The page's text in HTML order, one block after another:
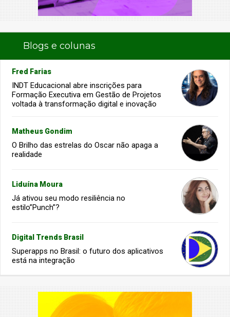
Blogs e colunas
Fred Farias
INDT Educacional abre inscrições para
Formação Executiva em Gestão de Projetos
voltada à transformação digital e inovação
Matheus Gondim
O Brilho das estrelas do Oscar não apaga a
realidade
Liduína Moura
Já ativou seu modo resiliência no
estilo”Punch”?
Digital Trends Brasil
Superapps no Brasil: o futuro dos aplicativos
está na integração